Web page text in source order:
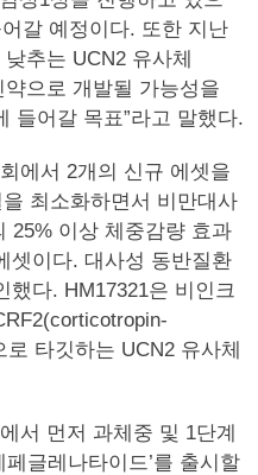
갈 예정이다. 또한 지난
추는 UCN2 유사체
약으로 개발될 가능성을
들어갈 목표”라고 말했다.
에서 2개의 신규 에셋을
최소화하면서 비만대사
25% 이상 체중감량 효과
셋이다. 대사성 동반질환
했다. HM17321은 비인크
타깃하는 UCN2 유사체
서 먼저 과체중 및 1단계
글레나타이드’를 출시할